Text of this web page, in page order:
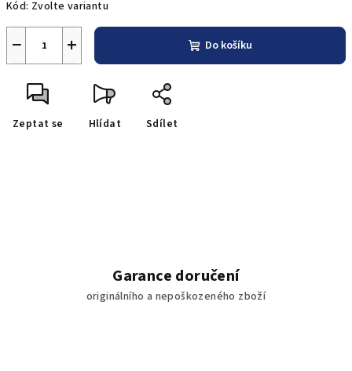
Kód: Zvolte variantu
+
− Do košíku
Zeptat se Hlídat Sdílet
Garance doručení
originálního a nepoškozeného zboží